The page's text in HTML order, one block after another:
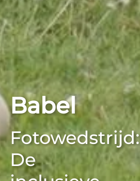
Babel
Fotowedstrijd:
De